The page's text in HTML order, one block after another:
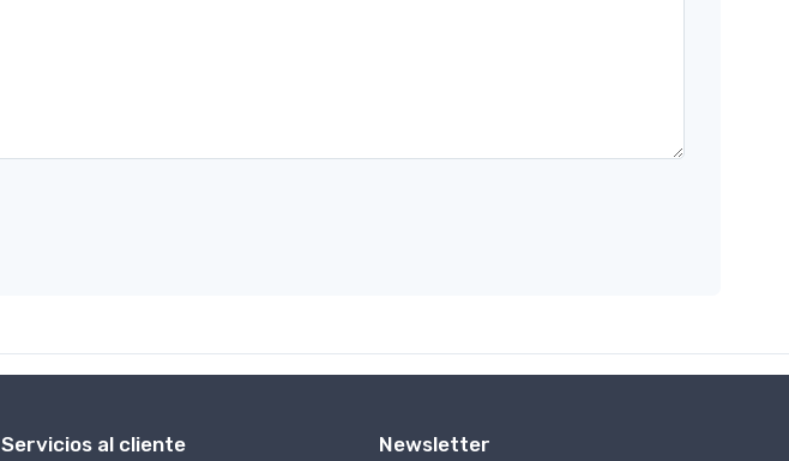
Servicios al cliente Newsletter